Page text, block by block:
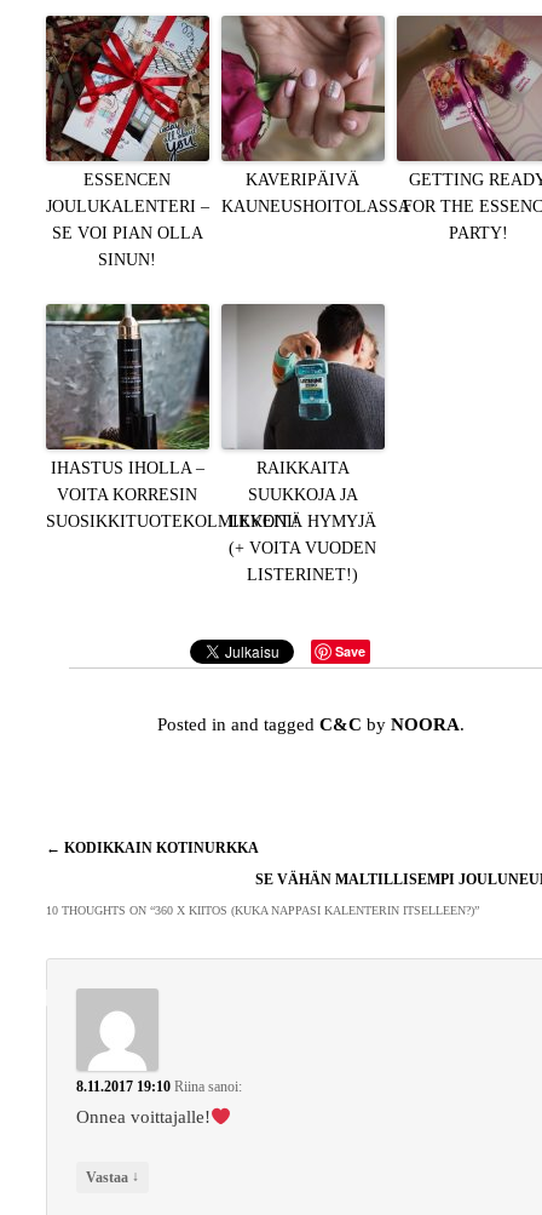
ESSENCEN
JOULUKALENTERI –
SE VOI PIAN OLLA
SINUN!
KAVERIPÄIVÄ
KAUNEUSHOITOLASSA
GETTING
FOR THE
PARTY!
IHASTUS IHOLLA –
VOITA KORRESIN
SUOSIKKITUOTEKOLMIKKONI!
RAIKKAITA
SUUKKOJA JA
LEVEITÄ HYMYJÄ
(+ VOITA VUODEN
LISTERINET!)
Save
Posted in and taggedC&C byNOORA.
Artikkelien
← KODIKKAIN KOTINURKKA
SE VÄHÄN MALTILLISEMPI
10 THOUGHTS ON “360 X KIITOS (KUKA NAPPASI KALENTERIN ITSELLEEN?)”
8.11.2017 19:10 Riina sanoi:
Onnea voittajalle!
Vastaa ↓